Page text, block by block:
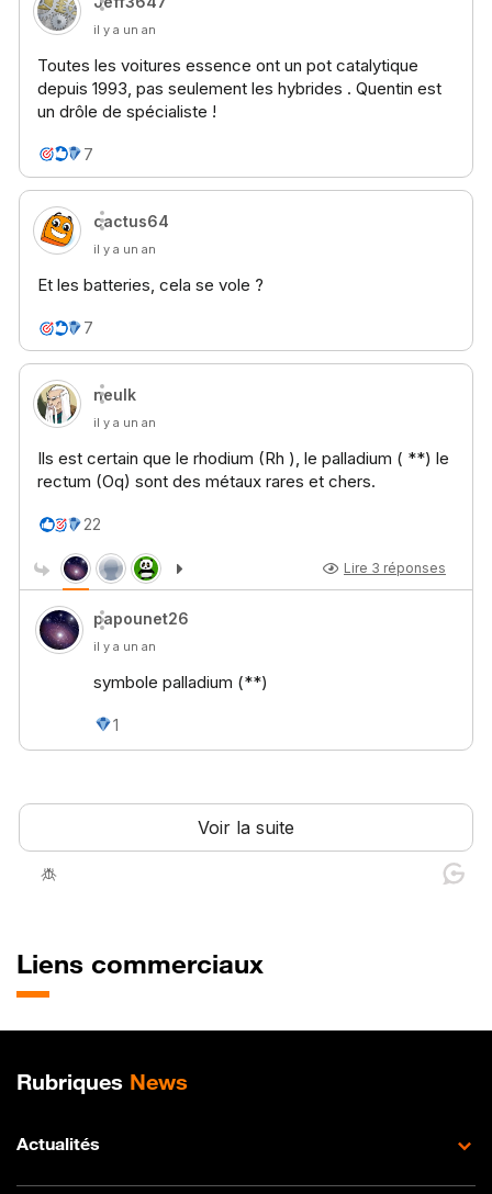
Liens commerciaux
Plan de site
Rubriques News
Actualités